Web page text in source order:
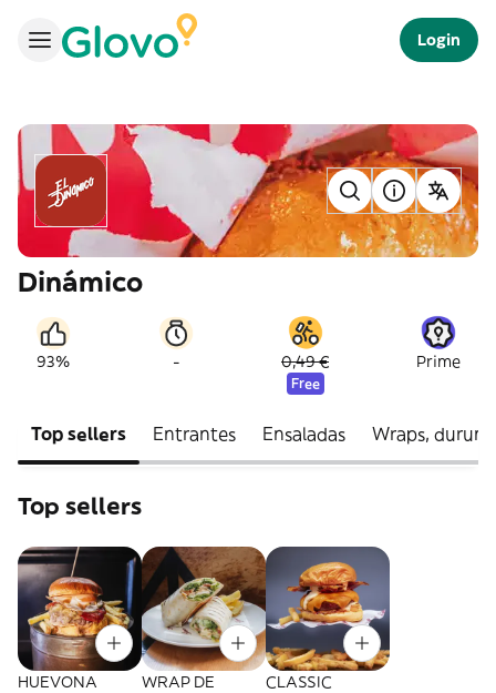
Login
Dinámico
93% - 0,49 €
Free
Prime
Top sellers Entrantes Ensaladas Wraps,
Top sellers
HUEVONA
WRAP DE
CLASSIC